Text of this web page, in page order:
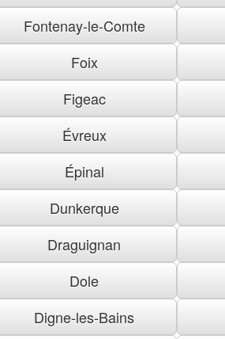
Fontenay-le-Comte
Foix
Figeac
Évreux
Épinal
Dunkerque
Draguignan
Dole
Digne-les-Bains